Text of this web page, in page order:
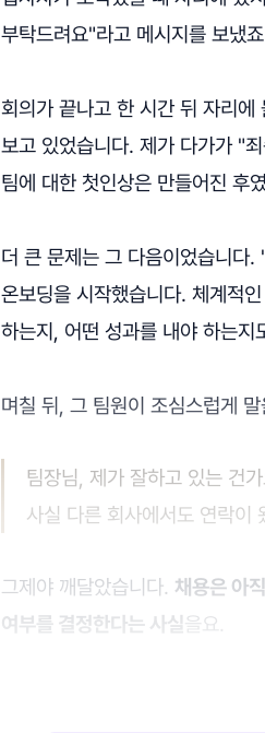
부탁드려요"라고 메시지를 보냈
회의가 끝나고 한 시간 뒤 자리
보고 있었습니다. 제가 다가가 "
팀에 대한 첫인상은 만들어진 후
더 큰 문제는 그 다음이었습니다
온보딩을 시작했습니다. 체계적
하는지, 어떤 성과를 내야 하는지
며칠 뒤, 그 팀원이 조심스럽게
팀장님, 제가 잘하고 있는 건
사실 다른 회사에서도 연락이
그제야 깨달았습니다. 채용은 아
여부를 결정한다는 사실 을요.